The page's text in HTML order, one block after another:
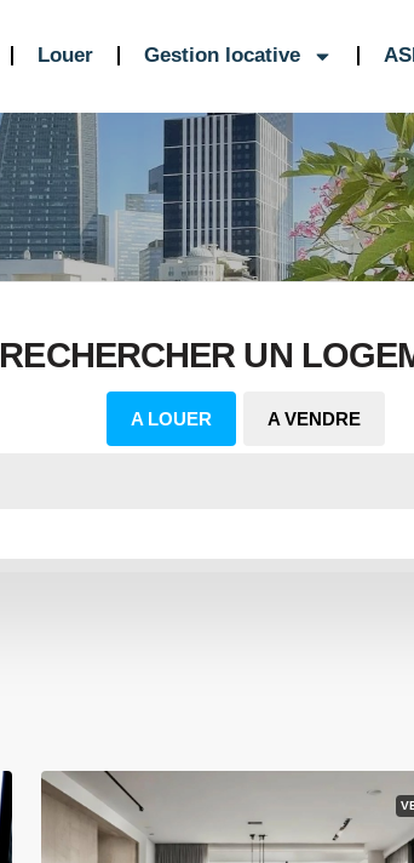
Louer Gestion locative
RECHERCHER UN
A LOUER A VENDRE